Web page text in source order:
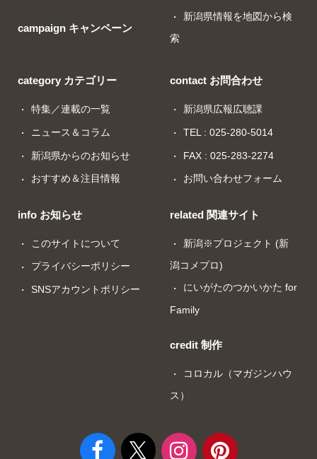
campaign キャンペーン
新潟県情報を地図から検
索
category カテゴリー
特集／連載の一覧
ニュース＆コラム
新潟県からのお知らせ
おすすめ＆注目情報
info お知らせ
このサイトについて
プライバシーポリシー
SNSアカウントポリシー
contact お問合わせ
新潟県広報広聴課
TEL : 025-280-5014
FAX : 025-283-2274
お問い合わせフォーム
related 関連サイト
新潟※プロジェクト (新
潟コメプロ)
にいがたのつかいかた for
Family
credit 制作
コロカル（マガジンハウ
ス）